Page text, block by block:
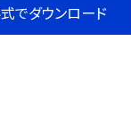
でダウンロード